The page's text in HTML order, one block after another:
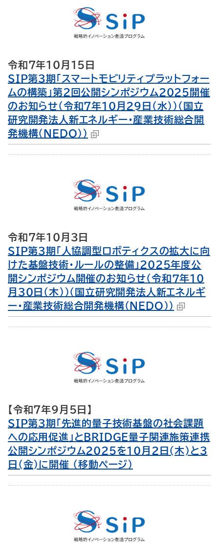
令和7年10月15日
SIP第3期「スマートモビリティプラットフォー
ムの構築」第２回公開シンポジウム2025開催
のお知らせ（令和7年10月29日（水））（国立
研究開発法人新エネルギー・産業技術総合開
発機構（NEDO））
令和7年10月3日
SIP第３期「人協調型ロボティクスの拡大に向
けた基盤技術・ルールの整備」２０２５年度公
開シンポジウム開催のお知らせ（令和７年１０
月３０日（木））（国立研究開発法人新エネルギ
ー・産業技術総合開発機構（NEDO））
【令和7年9月5日】
SIP第3期「先進的量子技術基盤の社会課題
への応用促進」とBRIDGE量子関連施策連携
公開シンポジウム2025を10月2日(木)と3
日(金)に開催 （移動ページ）